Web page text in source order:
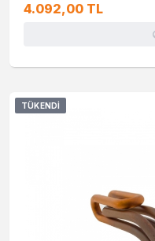
4.092,00 TL
TÜKENDI